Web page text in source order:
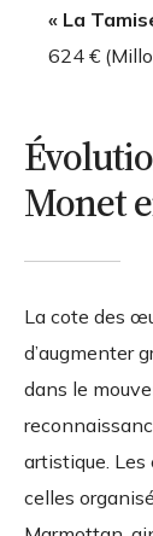
« La
624 €
Monet
La cote des
d’augmenter
dans le
artistique.
celles